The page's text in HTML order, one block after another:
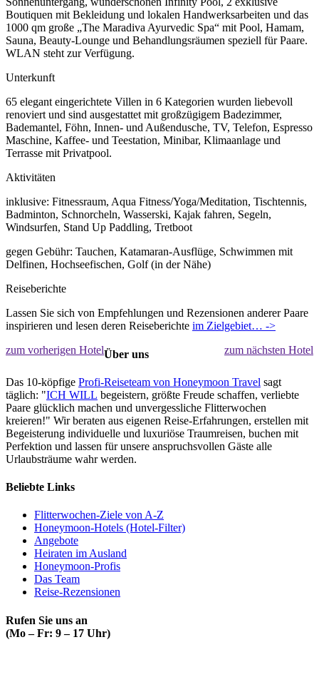
Boutiquen mit Bekleidung und lokalen Handwerksarbeiten und das
1000 qm große „The Maradiva Ayurvedic Spa“ mit Pool, Hamam,
Sauna, Beauty-Lounge und Behandlungsräumen speziell für Paare.
WLAN steht zur Verfügung.
Unterkunft
65 elegant eingerichtete Villen in 6 Kategorien wurden liebevoll
renoviert und sind ausgestattet mit großzügigem Badezimmer,
Bademantel, Föhn, Innen- und Außendusche, TV, Telefon, Espresso
Maschine, Kaffee- und Teestation, Minibar, Klimaanlage und
Terrasse mit Privatpool.
Aktivitäten
inklusive: Fitnessraum, Aqua Fitness/Yoga/Meditation, Tischtennis,
Badminton, Schnorcheln, Wasserski, Kajak fahren, Segeln,
Windsurfen, Stand Up Paddling, Tretboot
gegen Gebühr: Tauchen, Katamaran-Ausflüge, Schwimmen mit
Delfinen, Hochseefischen, Golf (in der Nähe)
Reiseberichte
Lassen Sie sich von Empfehlungen und Rezensionen anderer Paare
inspirieren und lesen deren Reiseberichte im Zielgebiet… ->
zum vorherigen Hotel
zum nächsten Hotel
Über uns
Das 10-köpfige Profi-Reiseteam von Honeymoon Travel sagt
täglich: "ICH WILL begeistern, größte Freude schaffen, verliebte
Paare glücklich machen und unvergessliche Flitterwochen
kreieren!" Wir beraten aus eigenen Reise-Erfahrungen, erstellen mit
Begeisterung individuelle und luxuriöse Traumreisen, buchen mit
Perfektion und lassen für unsere anspruchsvollen Gäste alle
Urlaubsträume wahr werden.
Beliebte Links
Flitterwochen-Ziele von A-Z
Honeymoon-Hotels (Hotel-Filter)
Angebote
Heiraten im Ausland
Honeymoon-Profis
Das Team
Reise-Rezensionen
Rufen Sie uns an
(Mo – Fr: 9 – 17 Uhr)